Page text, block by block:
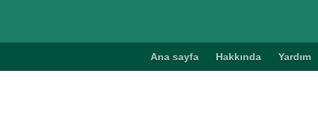
Ana sayfa Hakkında Yardım